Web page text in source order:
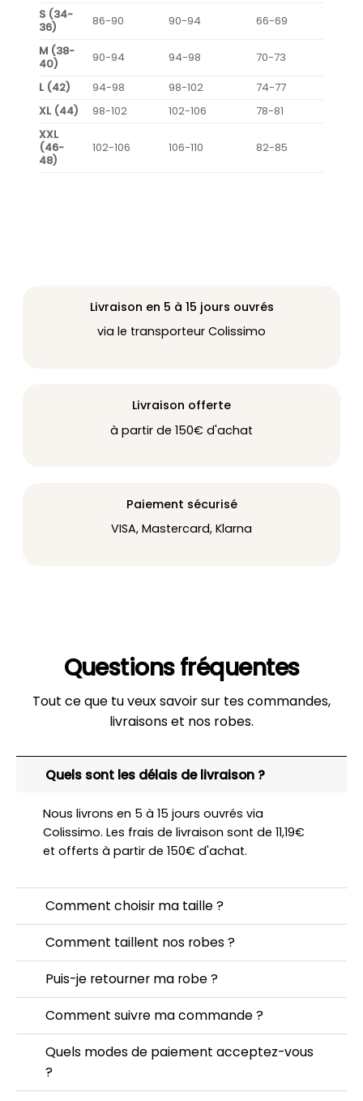
S (34-
36)
86-90 90-94
66-69
M (38-
40)
90-94 94-98
70-73
L (42)
94-98 98-102
74-77
XL (44)
98-102 102-106
78-81
XXL
(46-
48)
102-106 106-110 82-85
Livraison en 5 à 15 jours ouvrés
via le transporteur Colissimo
Livraison offerte
à partir de 150€ d'achat
Paiement sécurisé
VISA, Mastercard, Klarna
Questions fréquentes
Tout ce que tu veux savoir sur tes commandes,
livraisons et nos robes.
Quels sont les délais de livraison ?
Nous livrons en 5 à 15 jours ouvrés via
Colissimo. Les frais de livraison sont de 11,19€
et offerts à partir de 150€ d'achat.
Comment choisir ma taille ?
Comment taillent nos robes ?
Puis-je retourner ma robe ?
Comment suivre ma commande ?
Quels modes de paiement acceptez-vous
?